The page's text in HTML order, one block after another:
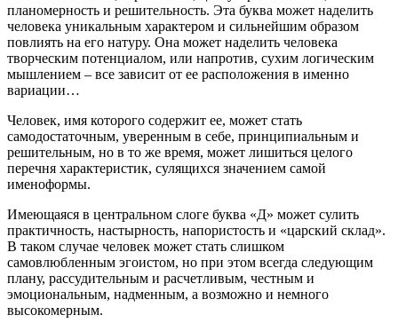
планомерность и решительность. Эта буква может наделить
человека уникальным характером и сильнейшим образом
повлиять на его натуру. Она может наделить человека
творческим потенциалом, или напротив, сухим логическим
мышлением – все зависит от ее расположения в именно
вариации…
Человек, имя которого содержит ее, может стать
самодостаточным, уверенным в себе, принципиальным и
решительным, но в то же время, может лишиться целого
перечня характеристик, сулящихся значением самой
именоформы.
Имеющаяся в центральном слоге буква «Д» может сулить
практичность, настырность, напористость и «царский склад».
В таком случае человек может стать слишком
самовлюбленным эгоистом, но при этом всегда следующим
плану, рассудительным и расчетливым, честным и
эмоциональным, надменным, а возможно и немного
высокомерным.